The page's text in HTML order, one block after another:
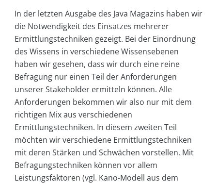
In der letzten Ausgabe des Java Magazins haben wir
die Notwendigkeit des Einsatzes mehrerer
Ermittlungstechniken gezeigt. Bei der Einordnung
des Wissens in verschiedene Wissensebenen
haben wir gesehen, dass wir durch eine reine
Befragung nur einen Teil der Anforderungen
unserer Stakeholder ermitteln können. Alle
Anforderungen bekommen wir also nur mit dem
richtigen Mix aus verschiedenen
Ermittlungstechniken. In diesem zweiten Teil
möchten wir verschiedene Ermittlungstechniken
mit deren Stärken und Schwächen vorstellen. Mit
Befragungstechniken können vor allem
Leistungsfaktoren (vgl. Kano-Modell aus dem